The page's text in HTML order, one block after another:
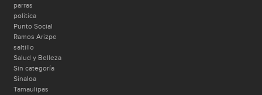
parras
politica
Punto Social
Ramos Arizpe
saltillo
Salud y Belleza
Sin categoría
Sinaloa
Tamaulipas